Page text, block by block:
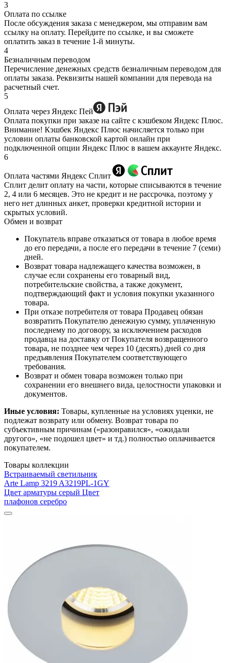
3
Оплата по ссылке
После обсуждения заказа с менеджером, мы отправим вам
ссылку на оплату. Перейдите по ссылке, и вы сможете
оплатить заказ в течение 1-й минуты.
4
Безналичным переводом
Перечисление денежных средств безналичным переводом для
оплаты заказа. Реквизиты нашей компании для перевода на
расчетный счет.
5
Оплата через Яндекс Пей
Оплата покупки при заказе на сайте с кэшбеком Яндекс Плюс.
Внимание! Кэшбек Яндекс Плюс начисляется только при
условии оплаты банковской картой онлайн при
подключенной опции Яндекс Плюс в вашем аккаунте Яндекс.
6
Оплата частями Яндекс Сплит
Сплит делит оплату на части, которые списываются в течение
2, 4 или 6 месяцев. Это не кредит и не рассрочка, поэтому у
него нет длинных анкет, проверки кредитной истории и
скрытых условий.
Обмен и возврат
Покупатель вправе отказаться от товара в любое время
до его передачи, а после его передачи в течение 7 (семи)
дней.
Возврат товара надлежащего качества возможен, в
случае если сохранены его товарный вид,
потребительские свойства, а также документ,
подтверждающий факт и условия покупки указанного
товара.
При отказе потребителя от товара Продавец обязан
возвратить Покупателю денежную сумму, уплаченную
последнему по договору, за исключением расходов
продавца на доставку от Покупателя возвращенного
товара, не позднее чем через 10 (десять) дней со дня
предъявления Покупателем соответствующего
требования.
Возврат и обмен товара возможен только при
сохранении его внешнего вида, целостности упаковки и
документов.
Иные условия: Товары, купленные на условиях уценки, не
подлежат возврату или обмену. Возврат товара по
субъективным причинам («разонравился», «ожидали
другого», «не подошел цвет» и тд.) полностью оплачивается
покупателем.
Товары коллекции
Встраиваемый светильник
Arte Lamp 3219 A3219PL-1GY
Цвет арматуры серый Цвет
плафонов серебро